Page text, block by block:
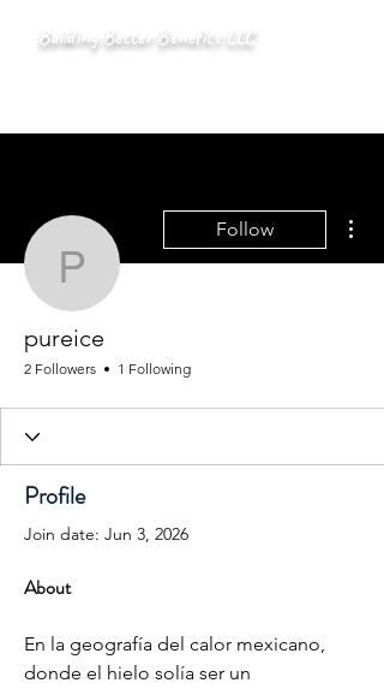
Building Better Benefits LLC
pureice
Follow
pureice
2 Followers 1 Following
Profile
Join date: Jun 3, 2026
About
En la geografía del calor mexicano,
donde el hielo solía ser un